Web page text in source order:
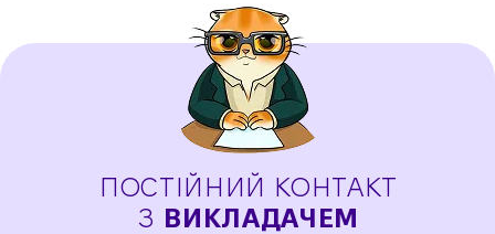
ПОСТІЙНИЙ КОНТАКТ
З ВИКЛАДАЧЕМ